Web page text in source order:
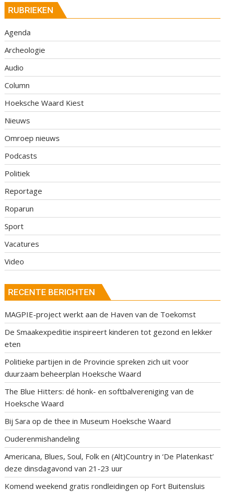
RUBRIEKEN
Agenda
Archeologie
Audio
Column
Hoeksche Waard Kiest
Nieuws
Omroep nieuws
Podcasts
Politiek
Reportage
Roparun
Sport
Vacatures
Video
RECENTE BERICHTEN
MAGPIE-project werkt aan de Haven van de Toekomst
De Smaakexpeditie inspireert kinderen tot gezond en lekker
eten
Politieke partijen in de Provincie spreken zich uit voor
duurzaam beheerplan Hoeksche Waard
The Blue Hitters: dé honk- en softbalvereniging van de
Hoeksche Waard
Bij Sara op de thee in Museum Hoeksche Waard
Ouderenmishandeling
Americana, Blues, Soul, Folk en (Alt)Country in ‘De Platenkast’
deze dinsdagavond van 21-23 uur
Komend weekend gratis rondleidingen op Fort Buitensluis